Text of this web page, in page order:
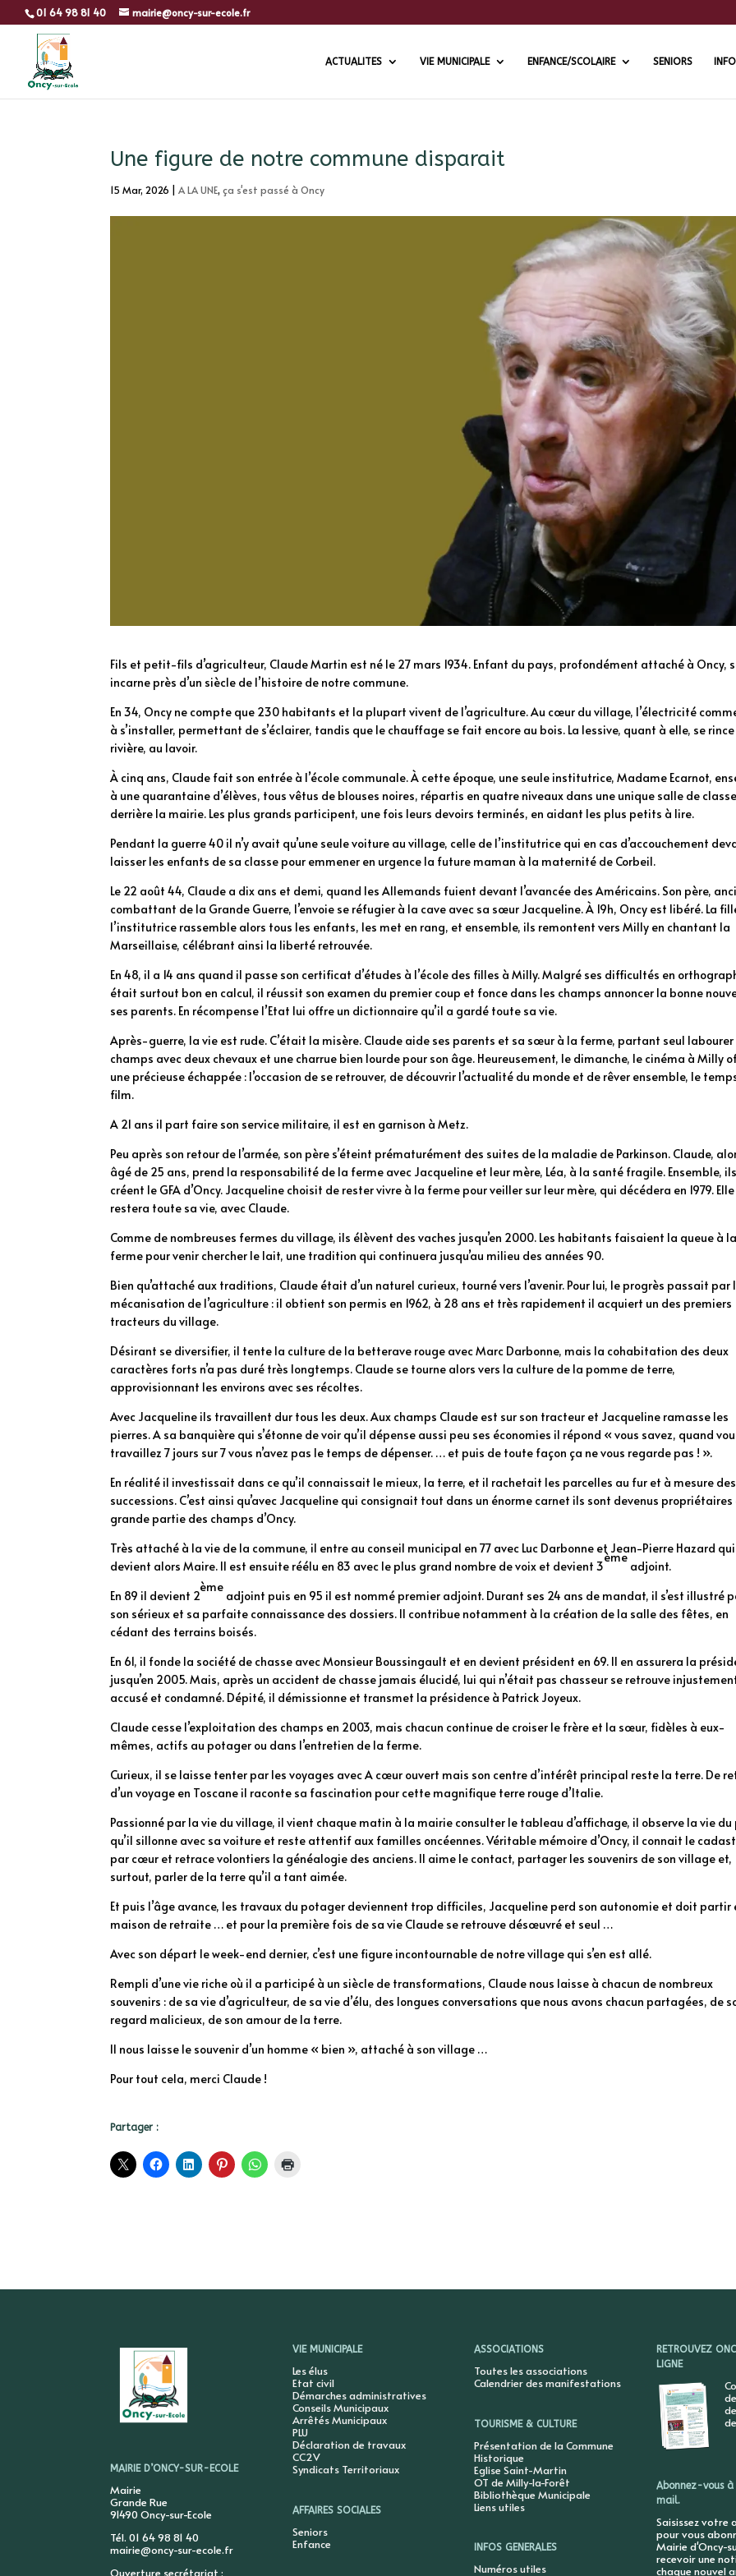
01 64 98 81 40 mairie@oncy-sur-ecole.fr
ACTUALITES VIE MUNICIPALE ENFANCE/SCOLAIRE SENIORS
Une figure de notre commune disparait
15 Mar, 2026 |A LA UNE,ça s'est passé à Oncy
Fils et petit-fils d’agriculteur, Claude Martin est né le 27 mars 1934. Enfant du pays, profondément attaché à Oncy,
incarne près d’un siècle de l’histoire de notre commune.
En 34, Oncy ne compte que 230 habitants et la plupart vivent de l’agriculture. Au cœur du village, l’électricité
à s’installer, permettant de s’éclairer, tandis que le chauffage se fait encore au bois. La lessive, quant à elle, se
rivière, au lavoir.
À cinq ans, Claude fait son entrée à l’école communale. À cette époque, une seule institutrice, Madame Ecarnot,
à une quarantaine d’élèves, tous vêtus de blouses noires, répartis en quatre niveaux dans une unique salle de classe
derrière la mairie. Les plus grands participent, une fois leurs devoirs terminés, en aidant les plus petits à lire.
Pendant la guerre 40 il n’y avait qu’une seule voiture au village, celle de l’institutrice qui en cas d’accouchement
laisser les enfants de sa classe pour emmener en urgence la future maman à la maternité de Corbeil.
Le 22 août 44, Claude a dix ans et demi, quand les Allemands fuient devant l’avancée des Américains. Son père,
combattant de la Grande Guerre, l’envoie se réfugier à la cave avec sa sœur Jacqueline. À 19h, Oncy est libéré. La
l’institutrice rassemble alors tous les enfants, les met en rang, et ensemble, ils remontent vers Milly en chantant la
Marseillaise, célébrant ainsi la liberté retrouvée.
En 48, il a 14 ans quand il passe son certificat d’études à l’école des filles à Milly. Malgré ses difficultés en
était surtout bon en calcul, il réussit son examen du premier coup et fonce dans les champs annoncer la bonne
ses parents. En récompense l’Etat lui offre un dictionnaire qu’il a gardé toute sa vie.
Après-guerre, la vie est rude. C’était la misère. Claude aide ses parents et sa sœur à la ferme, partant seul labourer
champs avec deux chevaux et une charrue bien lourde pour son âge. Heureusement, le dimanche, le cinéma à Milly
une précieuse échappée : l’occasion de se retrouver, de découvrir l’actualité du monde et de rêver ensemble, le
film.
A 21 ans il part faire son service militaire, il est en garnison à Metz.
Peu après son retour de l’armée, son père s’éteint prématurément des suites de la maladie de Parkinson. Claude,
âgé de 25 ans, prend la responsabilité de la ferme avec Jacqueline et leur mère, Léa, à la santé fragile. Ensemble, ils
créent le GFA d’Oncy. Jacqueline choisit de rester vivre à la ferme pour veiller sur leur mère, qui décédera en 1979.
restera toute sa vie, avec Claude.
Comme de nombreuses fermes du village, ils élèvent des vaches jusqu’en 2000. Les habitants faisaient la queue à la
ferme pour venir chercher le lait, une tradition qui continuera jusqu’au milieu des années 90.
Bien qu’attaché aux traditions, Claude était d’un naturel curieux, tourné vers l’avenir. Pour lui, le progrès passait par
mécanisation de l’agriculture : il obtient son permis en 1962, à 28 ans et très rapidement il acquiert un des premiers
tracteurs du village.
Désirant se diversifier, il tente la culture de la betterave rouge avec Marc Darbonne, mais la cohabitation des deux
caractères forts n’a pas duré très longtemps. Claude se tourne alors vers la culture de la pomme de terre,
approvisionnant les environs avec ses récoltes.
Avec Jacqueline ils travaillent dur tous les deux. Aux champs Claude est sur son tracteur et Jacqueline ramasse les
pierres. A sa banquière qui s’étonne de voir qu’il dépense aussi peu ses économies il répond « vous savez, quand
travaillez 7 jours sur 7 vous n’avez pas le temps de dépenser. … et puis de toute façon ça ne vous regarde pas ! ».
En réalité il investissait dans ce qu’il connaissait le mieux, la terre, et il rachetait les parcelles au fur et à mesure des
successions. C’est ainsi qu’avec Jacqueline qui consignait tout dans un énorme carnet ils sont devenus propriétaires
grande partie des champs d’Oncy.
Très attaché à la vie de la commune, il entre au conseil municipal en 77 avec Luc Darbonne et Jean-Pierre Hazard qui
devient alors Maire. Il est ensuite réélu en 83 avec le plus grand nombre de voix et devient 3
ème
adjoint.
En 89 il devient 2
ème
adjoint puis en 95 il est nommé premier adjoint. Durant ses 24 ans de mandat, il s’est illustré
son sérieux et sa parfaite connaissance des dossiers. Il contribue notamment à la création de la salle des fêtes, en
cédant des terrains boisés.
En 61, il fonde la société de chasse avec Monsieur Boussingault et en devient président en 69. Il en assurera la
jusqu’en 2005. Mais, après un accident de chasse jamais élucidé, lui qui n’était pas chasseur se retrouve
accusé et condamné. Dépité, il démissionne et transmet la présidence à Patrick Joyeux.
Claude cesse l’exploitation des champs en 2003, mais chacun continue de croiser le frère et la sœur, fidèles à eux-
mêmes, actifs au potager ou dans l’entretien de la ferme.
Curieux, il se laisse tenter par les voyages avec A cœur ouvert mais son centre d’intérêt principal reste la terre. De
d’un voyage en Toscane il raconte sa fascination pour cette magnifique terre rouge d’Italie.
Passionné par la vie du village, il vient chaque matin à la mairie consulter le tableau d’affichage, il observe la vie du
qu’il sillonne avec sa voiture et reste attentif aux familles oncéennes. Véritable mémoire d’Oncy, il connait le
par cœur et retrace volontiers la généalogie des anciens. Il aime le contact, partager les souvenirs de son village et,
surtout, parler de la terre qu’il a tant aimée.
Et puis l’âge avance, les travaux du potager deviennent trop difficiles, Jacqueline perd son autonomie et doit partir
maison de retraite … et pour la première fois de sa vie Claude se retrouve désœuvré et seul …
Avec son départ le week-end dernier, c’est une figure incontournable de notre village qui s’en est allé.
Rempli d’une vie riche où il a participé à un siècle de transformations, Claude nous laisse à chacun de nombreux
souvenirs : de sa vie d’agriculteur, de sa vie d’élu, des longues conversations que nous avons chacun partagées, de
regard malicieux, de son amour de la terre.
Il nous laisse le souvenir d’un homme « bien », attaché à son village …
Pour tout cela, merci Claude !
Partager :
MAIRIE D’ONCY-SUR-ECOLE
Mairie
Grande Rue
91490 Oncy-sur-Ecole
Tél. 01 64 98 81 40
mairie@oncy-sur-ecole.fr
Ouverture secrétariat :
VIE MUNICIPALE
Les élus
Etat civil
Démarches administratives
Conseils Municipaux
Arrêtés Municipaux
PLU
Déclaration de travaux
CC2V
Syndicats Territoriaux
AFFAIRES SOCIALES
Seniors
Enfance
ASSOCIATIONS
Toutes les associations
Calendrier des manifestations
TOURISME & CULTURE
Présentation de la Commune
Historique
Eglise Saint-Martin
OT de Milly-la-Forêt
Bibliothèque Municipale
Liens utiles
INFOS GENERALES
Numéros utiles
RETROUVEZ
LIGNE
Abonnez-vous
mail.
Saisissez votre
pour vous
Mairie d'Oncy-
recevoir une
chaque nouvel